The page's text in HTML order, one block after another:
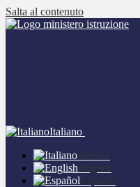
Salta al contenuto
Italiano
Italiano
English
Español